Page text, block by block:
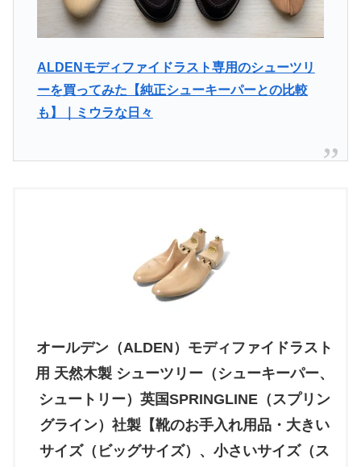
ALDENモディファイドラスト専用のシューツリ
ーを買ってみた【純正シューキーパーとの比較
も】｜ミウラな日々
オールデン（ALDEN）モディファイドラスト
用 天然木製 シューツリー（シューキーパー、
シュートリー）英国SPRINGLINE（スプリン
グライン）社製【靴のお手入れ用品・大きい
サイズ（ビッグサイズ）、小さいサイズ（ス